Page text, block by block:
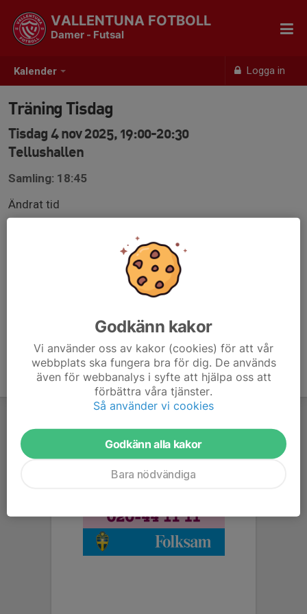
Kalender Logga in
VALLENTUNA FOTBOLL
Damer - Futsal
Träning Tisdag
Tisdag 4 nov 2025, 19:00-20:30
Tellushallen
Samling: 18:45
Ändrat tid
Godkänn kakor
Vi använder oss av kakor (cookies) för att vår
webbplats ska fungera bra för dig. De används
även för webbanalys i syfte att hjälpa oss att
förbättra våra tjänster.
Så använder vi cookies
Godkänn alla kakor
Bara nödvändiga